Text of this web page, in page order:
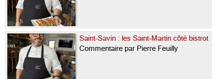
Saint-Savin : les Saint-Martin côté bistrot
Commentaire par Pierre Feuilly